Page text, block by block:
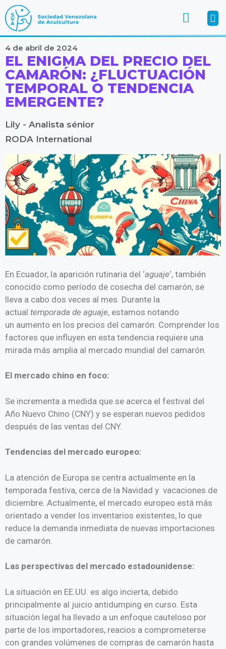
4 de abril de 2024
EL ENIGMA DEL PRECIO DEL
CAMARÓN: ¿FLUCTUACIÓN
TEMPORAL O TENDENCIA
EMERGENTE?
Lily - Analista sénior
RODA International
En Ecuador, la aparición rutinaria del ‘aguaje‘, también
conocido como período de cosecha del camarón, se
lleva a cabo dos veces al mes. Durante la
actual temporada de aguaje, estamos notando
un aumento en los precios del camarón. Comprender los
factores que influyen en esta tendencia requiere una
mirada más amplia al mercado mundial del camarón.
El mercado chino en foco:
Se incrementa a medida que se acerca el festival del
Año Nuevo Chino (CNY) y se esperan nuevos pedidos
después de las ventas del CNY.
Tendencias del mercado europeo:
La atención de Europa se centra actualmente en la
temporada festiva, cerca de la Navidad y vacaciones de
diciembre. Actualmente, el mercado europeo está más
orientado a vender los inventarios existentes, lo que
reduce la demanda inmediata de nuevas importaciones
de camarón.
Las perspectivas del mercado estadounidense:
La situación en EE.UU. es algo incierta, debido
principalmente al juicio antidumping en curso. Esta
situación legal ha llevado a un enfoque cauteloso por
parte de los importadores, reacios a comprometerse
con grandes volúmenes de compras de camarón hasta